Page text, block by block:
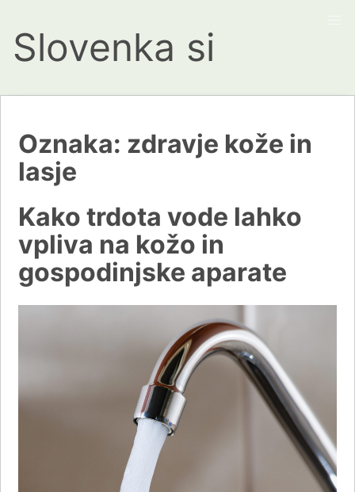
Slovenka si
Oznaka: zdravje kože in
lasje
Kako trdota vode lahko
vpliva na kožo in
gospodinjske aparate